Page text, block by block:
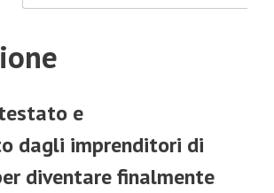
e
dagli imprenditori di
diventare finalmente